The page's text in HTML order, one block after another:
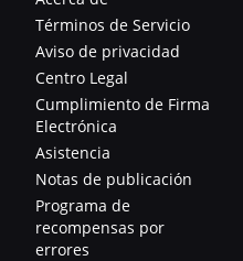
Términos de Servicio
Aviso de privacidad
Centro Legal
Cumplimiento de Firma
Electrónica
Asistencia
Notas de publicación
Programa de
recompensas por
errores